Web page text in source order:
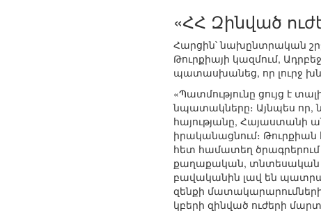
«ՀՀ Զինված
Հարցին՝ նախընտրական
Թուրքիայի կազմում,
պատասխանեց, որ լուրջ
«Պատմությունը ցույց է
նպատակները։ Այնպես որ,
հայությանը, Հայաստանի
իրականացնում։
հետ համատեղ ծրագրերում
քաղաքական, տնտեսական
բավականին լավ են
զենքի
կբերի զինված ուժերի